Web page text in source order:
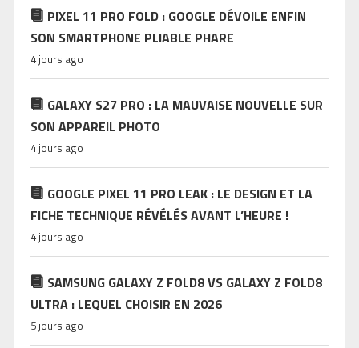
PIXEL 11 PRO FOLD : GOOGLE DÉVOILE ENFIN
SON SMARTPHONE PLIABLE PHARE
4 jours ago
GALAXY S27 PRO : LA MAUVAISE NOUVELLE SUR
SON APPAREIL PHOTO
4 jours ago
GOOGLE PIXEL 11 PRO LEAK : LE DESIGN ET LA
FICHE TECHNIQUE RÉVÉLÉS AVANT L’HEURE !
4 jours ago
SAMSUNG GALAXY Z FOLD8 VS GALAXY Z FOLD8
ULTRA : LEQUEL CHOISIR EN 2026
5 jours ago